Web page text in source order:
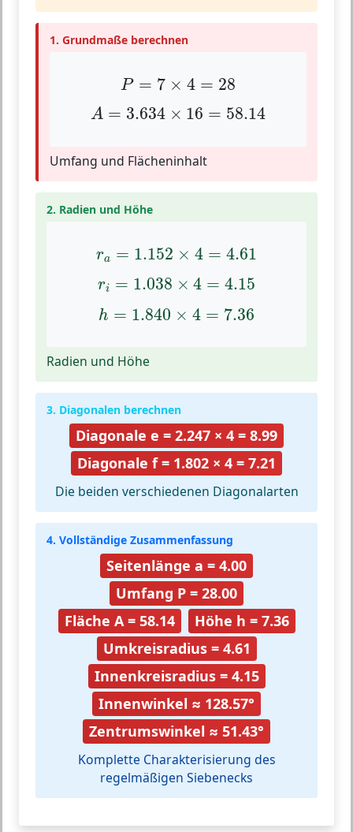
1. Grundmaße berechnen
P = 7 × 4 = 28
P=7 ×4 = 28
A = 3.634 × 16 = 58.14
3.634 ×16= 58.14
Umfang und Flächeninhalt
2. Radien und Höhe
ra = 1.152 × 4 = 4.61
=1.152× 4= 4.61
ri = 1.038 × 4 = 4.15
ri=1.038 ×4= 4.15
h = 1.840 × 4 = 7.36
=1.840 × 4= 7.36
Radien und Höhe
3. Diagonalen berechnen
Diagonale e = 2.247 × 4 = 8.99
Diagonale f = 1.802 × 4 = 7.21
Die beiden verschiedenen Diagonalarten
4. Vollständige Zusammenfassung
Seitenlänge a = 4.00
Umfang P = 28.00
Fläche A = 58.14
Höhe h = 7.36
Umkreisradius = 4.61
Innenkreisradius = 4.15
Innenwinkel ≈ 128.57°
Zentrumswinkel ≈ 51.43°
Komplette Charakterisierung des
regelmäßigen Siebenecks